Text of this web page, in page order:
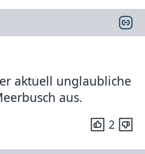
aktuell unglaubliche
aus.
2